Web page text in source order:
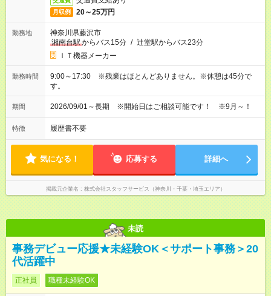
月収例 20～25万円
勤務地
神奈川県藤沢市
湘南台駅からバス15分 / 辻堂駅からバス23分
ＩＴ機器メーカー
勤務時間
9:00～17:30 ※残業はほとんどありません。※休憩は45分で
す。
期間 2026/09/01～長期 ※開始日はご相談可能です！ ※9月～！
特徴 履歴書不要
気になる！ 応募する 詳細へ
掲載元企業名 株式会社スタッフサービス（神奈川・千葉・埼玉エリア）
未読
事務デビュー応援★未経験OK＜サポート事務＞20
代活躍中
正社員 職種未経験OK